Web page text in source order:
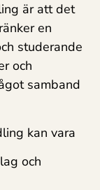
är att det
en
studerande
och
samband
kan vara
och